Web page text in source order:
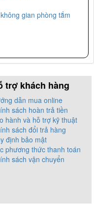
gian phòng tắm
trợ khách hàng
dẫn mua online
sách hoàn trả tiền
hành và hỗ trợ kỹ thuật
sách đổi trả hàng
định bảo mật
phương thức thanh toán
sách vận chuyển